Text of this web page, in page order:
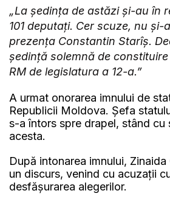
„La ședința de astăzi și-au în
101 deputați. Cer scuze, nu și-
prezența Constantin Starîș.
ședință solemnă de
RM de legislatura a 12-a.”
A urmat onorarea imnului de
Republicii Moldova. Șefa
s-a întors spre drapel, stând cu
acesta.
După intonarea imnului,
un discurs, venind cu acuzații
desfășurarea alegerilor.